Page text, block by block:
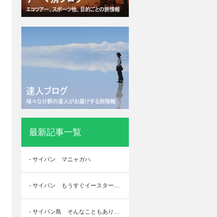
最新記事一覧
- サイパン マニャガハ
- サイパン もうすぐイースターサンデー
- サイパン島 そんなこともあり・・・